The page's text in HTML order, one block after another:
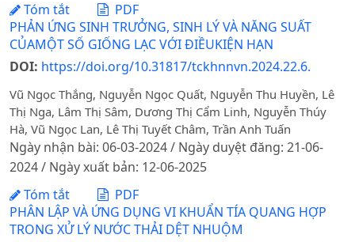
Tóm tắt
PDF
PHẢN ỨNG SINH TRƯỞNG, SINH LÝ VÀ NĂNG SUẤT
CỦAMỘT SỐ GIỐNG LẠC VỚI ĐIỀUKIỆN HẠN
DOI: https://doi.org/10.31817/tckhnnvn.2024.22.6.
Vũ Ngọc Thắng, Nguyễn Ngọc Quất, Nguyễn Thu Huyền, Lê
Thị Nga, Lâm Thị Sâm, Dương Thị Cẩm Linh, Nguyễn Thúy
Hà, Vũ Ngọc Lan, Lê Thị Tuyết Châm, Trần Anh Tuấn
Ngày nhận bài: 06-03-2024 / Ngày duyệt đăng: 21-06-
2024 / Ngày xuất bản: 12-06-2025
Tóm tắt
PDF
PHÂN LẬP VÀ ỨNG DỤNG VI KHUẨN TÍA QUANG HỢP
TRONG XỬ LÝ NƯỚC THẢI DỆT NHUỘM